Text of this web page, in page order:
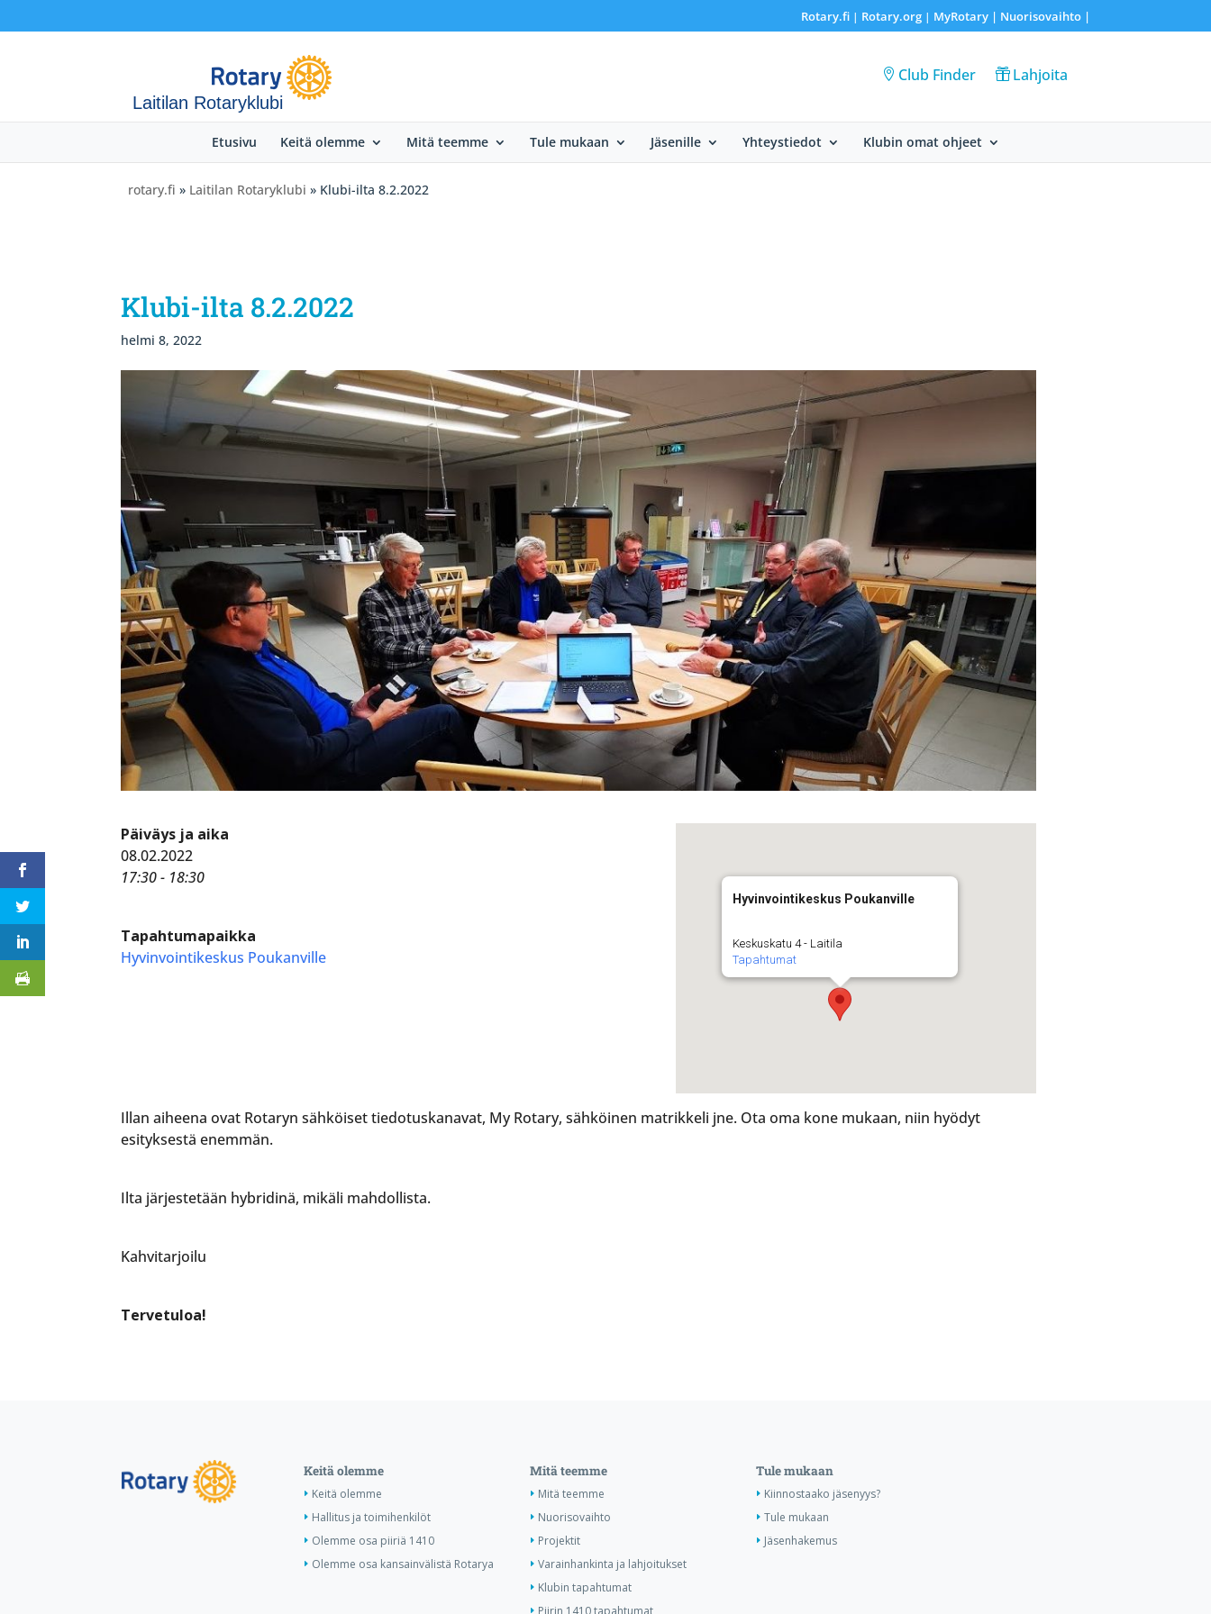
Rotary.fi| Rotary.org| MyRotary | Nuorisovaihto|
Laitilan Rotaryklubi
Club Finder Lahjoita
Etusivu Keitä olemme Mitä teemme Tule mukaan Jäsenille Yhteystiedot Klubin omat ohjeet
rotary.fi » Laitilan Rotaryklubi » Klubi-ilta 8.2.2022
Klubi-ilta 8.2.2022
helmi 8, 2022
Hyvinvointikeskus Poukanville
Keskuskatu 4 - Laitila
Tapahtumat
Päiväys ja aika
08.02.2022
17:30 - 18:30
Tapahtumapaikka
Hyvinvointikeskus Poukanville
Illan aiheena ovat Rotaryn sähköiset tiedotuskanavat, My Rotary, sähköinen matrikkeli jne. Ota oma kone mukaan, niin hyödyt
esityksestä enemmän.
Ilta järjestetään hybridinä, mikäli mahdollista.
Kahvitarjoilu
Tervetuloa!
Keitä olemme
Keitä olemme
Hallitus ja toimihenkilöt
Olemme osa piiriä 1410
Olemme osa kansainvälistä Rotarya
Mitä teemme
Mitä teemme
Nuorisovaihto
Projektit
Varainhankinta ja lahjoitukset
Klubin tapahtumat
Piirin 1410 tapahtumat
Tule mukaan
Kiinnostaako jäsenyys?
Tule mukaan
Jäsenhakemus